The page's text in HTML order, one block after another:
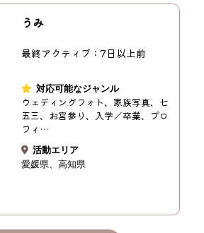
うみ
最終アクティブ：7日以上前
対応可能なジャンル
ウェディングフォト、家族写真、七
五三、お宮参り、入学／卒業、プロ
フィ…
活動エリア
愛媛県
高知県